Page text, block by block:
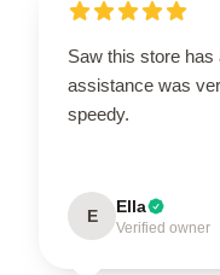
Saw this store
assistance was
speedy.
E Ella
Verified owner